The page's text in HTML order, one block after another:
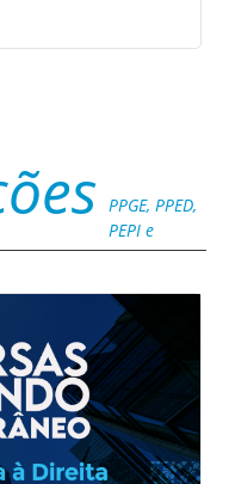
PPGE, PPED,
PEPI e